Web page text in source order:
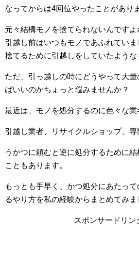
なってからは4回位やったことがあり
元々結構モノを捨てられないんですよ
引越し前はいつもモノであふれていま
捨てるために引越しをしていたような
ただ、引っ越しの時にどうやって大
ばいいのかちょっと悩みませんか？
最近は、モノを処分するのに色々な業
引越し業者、リサイクルショップ、専
うかつに頼むと逆に処分するために
こともあります。
もっとも手早く、かつ処分にあたって
るやり方を私の経験からまとめてみま
スポンサードリン